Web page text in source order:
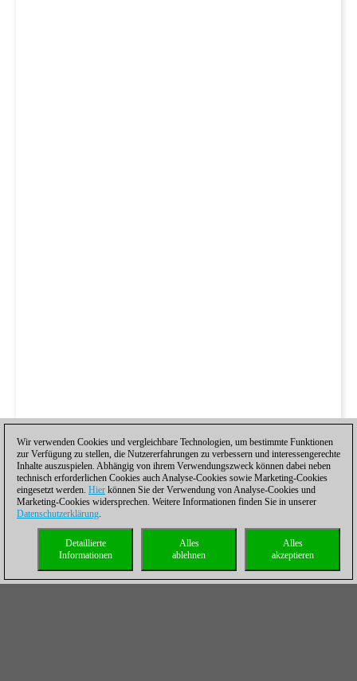
Wir verwenden Cookies und vergleichbare Technologien, um bestimmte Funktionen
zur Verfügung zu stellen, die Nutzererfahrungen zu verbessern und interessengerechte
Inhalte auszuspielen. Abhängig von ihrem Verwendungszweck können dabei neben
technisch erforderlichen Cookies auch Analyse-Cookies sowie Marketing-Cookies
eingesetzt werden. Hier können Sie der Verwendung von Analyse-Cookies und
Marketing-Cookies widersprechen. Weitere Informationen finden Sie in unserer
Datenschutzerklärung.
Alles
akzeptieren
Alles
ablehnen
Detaillierte
Informationen